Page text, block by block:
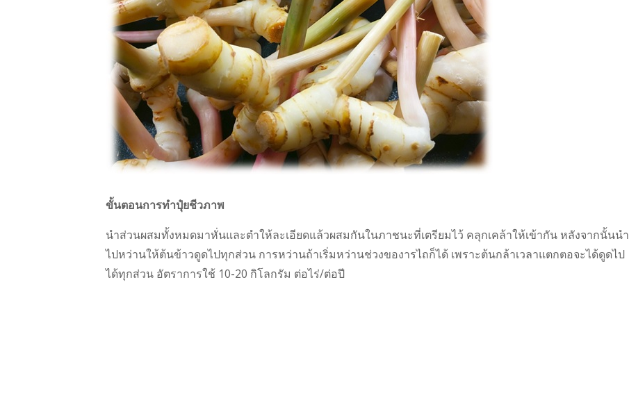
ขั้นตอนการทำปุ๋ยชีวภาพ
นำส่วนผสมทั้งหมดมาหั่นและตำให้ละเอียดแล้วผสมกันในภาชนะที่เตรียมไว้ คลุกเคล้าให้เข้ากัน หลังจากนั้นนำ
ไปหว่านให้ต้นข้าวดูดไปทุกส่วน การหว่านถ้าเริ่มหว่านช่วงของารไถก็ได้ เพราะต้นกล้าเวลาแตกตอจะได้ดูดไป
ได้ทุกส่วน อัตราการใช้ 10-20 กิโลกรัม ต่อไร่/ต่อปี